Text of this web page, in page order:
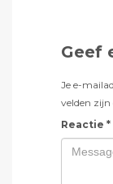
Geef
Je e-
velden
Reactie *